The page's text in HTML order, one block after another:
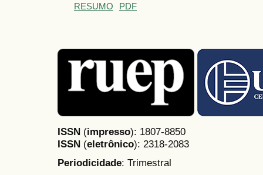
RESUMO PDF
ISSN (impresso): 1807-8850
ISSN (eletrônico): 2318-2083
Periodicidade: Trimestral